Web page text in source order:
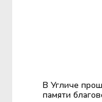
В Угличе
памяти